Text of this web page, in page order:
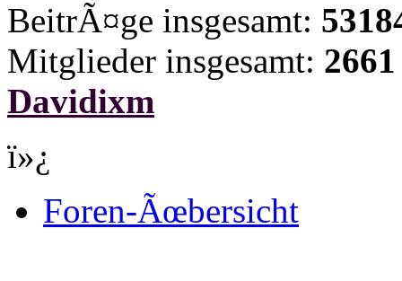
BeitrÃ¤ge insgesamt:
Mitglieder insgesamt: 2661
Davidixm
ï»¿
Foren-Ãœbersicht